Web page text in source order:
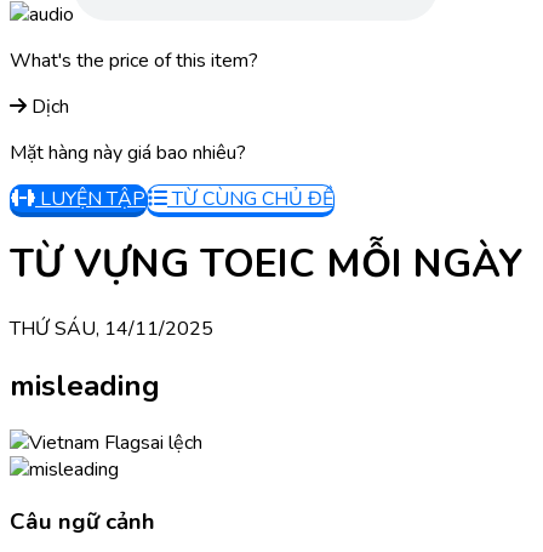
What's the price of this item?
Dịch
Mặt hàng này giá bao nhiêu?
LUYỆN TẬP
TỪ CÙNG CHỦ ĐỀ
TỪ VỰNG TOEIC MỖI NGÀY
THỨ SÁU, 14/11/2025
misleading
sai lệch
Câu ngữ cảnh